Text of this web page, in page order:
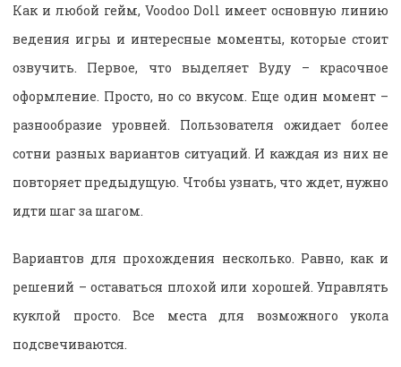
Как и любой гейм, Voodoo Doll имеет основную линию
ведения игры и интересные моменты, которые стоит
озвучить. Первое, что выделяет Вуду – красочное
оформление. Просто, но со вкусом. Еще один момент –
разнообразие уровней. Пользователя ожидает более
сотни разных вариантов ситуаций. И каждая из них не
повторяет предыдущую. Чтобы узнать, что ждет, нужно
идти шаг за шагом.
Вариантов для прохождения несколько. Равно, как и
решений – оставаться плохой или хорошей. Управлять
куклой просто. Все места для возможного укола
подсвечиваются.